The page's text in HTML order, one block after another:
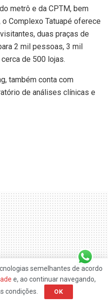
metrô e da CPTM, bem
Complexo Tatuapé oferece
duas praças de
2 mil pessoas, 3 mil
de 500 lojas.
também conta com
de análises clínicas e
semelhantes de acordo
e, ao continuar navegando,
condições.
OK